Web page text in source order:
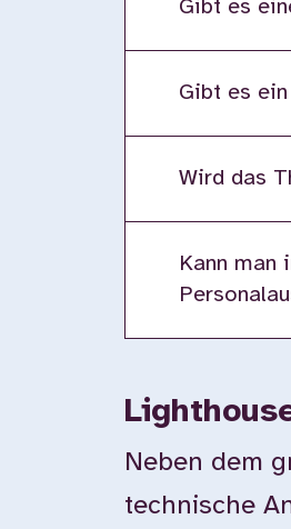
Gibt es
Gibt es
Wird das
Kann man
Neben dem
technische